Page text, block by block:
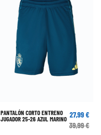
PANTALÓN CORTO ENTRENO
JUGADOR 25-26 AZUL MARINO 27,99 €
39,99 €